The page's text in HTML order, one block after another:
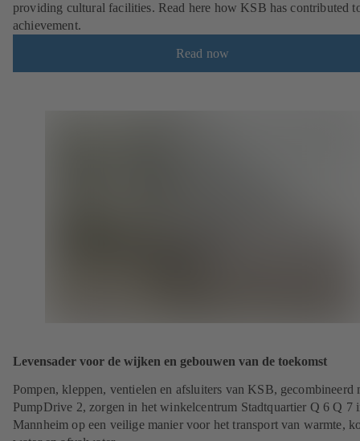
providing cultural facilities. Read here how KSB has contributed
achievement.
Read now
Levensader voor de wijken en gebouwen van de toekomst
Pompen, kleppen, ventielen en afsluiters van KSB, gecombineerd
PumpDrive 2, zorgen in het winkelcentrum Stadtquartier Q 6 Q 7
Mannheim op een veilige manier voor het transport van warmte,